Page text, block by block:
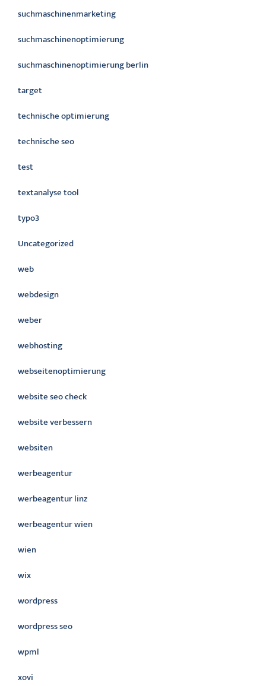
suchmaschinenmarketing
suchmaschinenoptimierung
suchmaschinenoptimierung berlin
target
technische optimierung
technische seo
test
textanalyse tool
typo3
Uncategorized
web
webdesign
weber
webhosting
webseitenoptimierung
website seo check
website verbessern
websiten
werbeagentur
werbeagentur linz
werbeagentur wien
wien
wix
wordpress
wordpress seo
wpml
xovi